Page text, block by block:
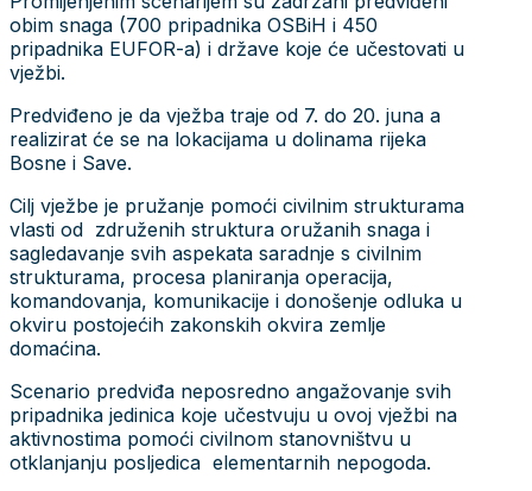
obim snaga (700 pripadnika OSBiH i 450
pripadnika EUFOR-a) i države koje će učestovati u
vježbi.
Predviđeno je da vježba traje od 7. do 20. juna a
realizirat će se na lokacijama u dolinama rijeka
Bosne i Save.
Cilj vježbe je pružanje pomoći civilnim strukturama
vlasti od združenih struktura oružanih snaga i
sagledavanje svih aspekata saradnje s civilnim
strukturama, procesa planiranja operacija,
komandovanja, komunikacije i donošenje odluka u
okviru postojećih zakonskih okvira zemlje
domaćina.
Scenario predviđa neposredno angažovanje svih
pripadnika jedinica koje učestvuju u ovoj vježbi na
aktivnostima pomoći civilnom stanovništvu u
otklanjanju posljedica elementarnih nepogoda.